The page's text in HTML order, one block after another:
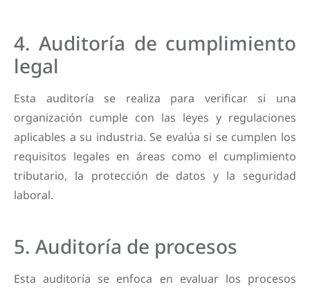
4. Auditoría de cumplimiento
legal
Esta auditoría se realiza para verificar si una
organización cumple con las leyes y regulaciones
aplicables a su industria. Se evalúa si se cumplen los
requisitos legales en áreas como el cumplimiento
tributario, la protección de datos y la seguridad
laboral.
5. Auditoría de procesos
Esta auditoría se enfoca en evaluar los procesos